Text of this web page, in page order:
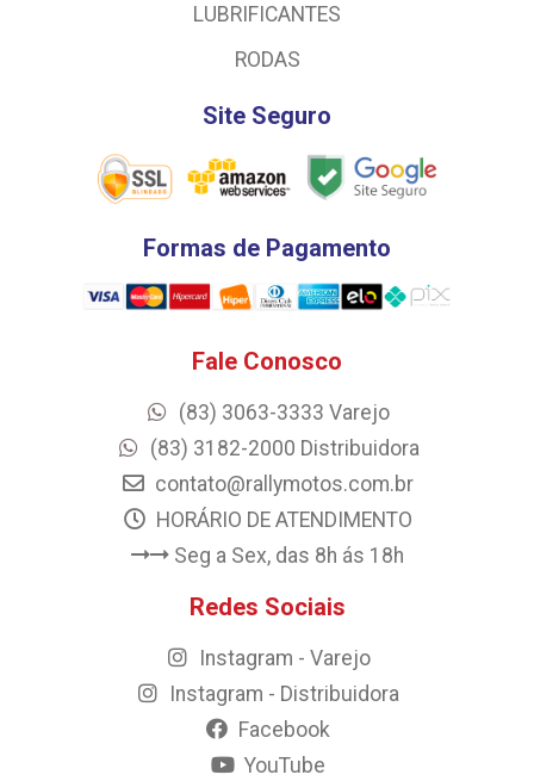
LUBRIFICANTES
RODAS
Site Seguro
Formas de Pagamento
Fale Conosco
(83) 3063-3333 Varejo
(83) 3182-2000 Distribuidora
contato@rallymotos.com.br
HORÁRIO DE ATENDIMENTO
Seg a Sex, das 8h ás 18h
Redes Sociais
Instagram - Varejo
Instagram - Distribuidora
Facebook
YouTube